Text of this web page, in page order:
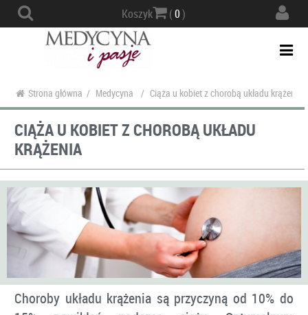
Koszyk (0)
Strona główna / Medycyna / Ciąża u kobiet z chorobą układu krążenia
CIĄŻA U KOBIET Z CHOROBĄ UKŁADU
KRĄŻENIA
Choroby układu krążenia są przyczyną od 10% do